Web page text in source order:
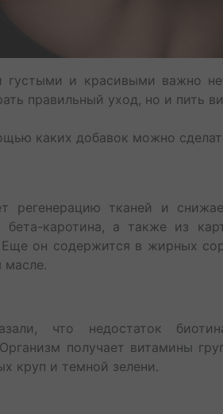
и красивыми важно
правильный уход, но и пить
каких добавок можно
регенерацию тканей и
каротина, а также из
он содержится в жирных
масле.
что недостаток
получает витамины
круп и темной зелени.